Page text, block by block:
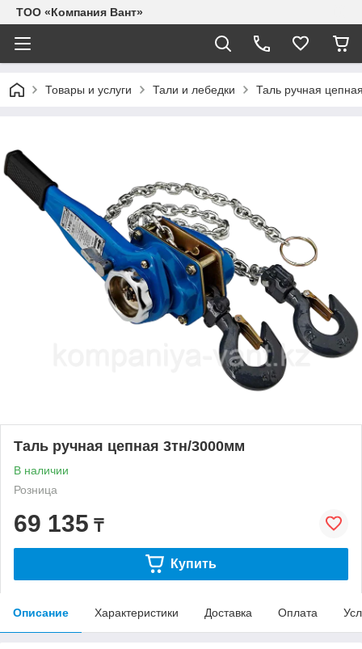
ТОО «Компания Вант»
Товары и услуги Тали и лебедки Таль ручная
Таль ручная цепная 3тн/3000мм
В наличии
Розница
69 135 ₸
Купить
Описание Характеристики Доставка Оплата